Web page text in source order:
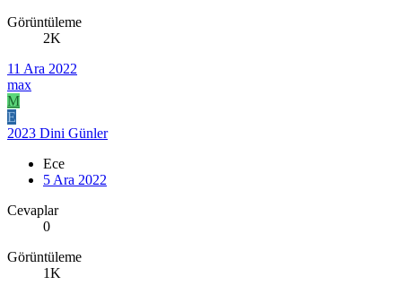
Görüntüleme
2K
11 Ara 2022
max
M
E
2023 Dini Günler
Ece
5 Ara 2022
Cevaplar
0
Görüntüleme
1K